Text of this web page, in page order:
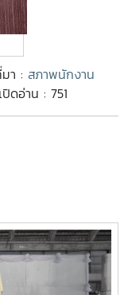
า : สภาพนักงาน
ดอ่าน : 751